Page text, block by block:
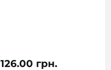
126.00 грн.